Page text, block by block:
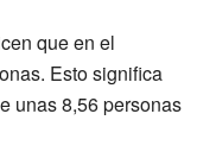
que en el
Esto significa
unas 8,56 personas